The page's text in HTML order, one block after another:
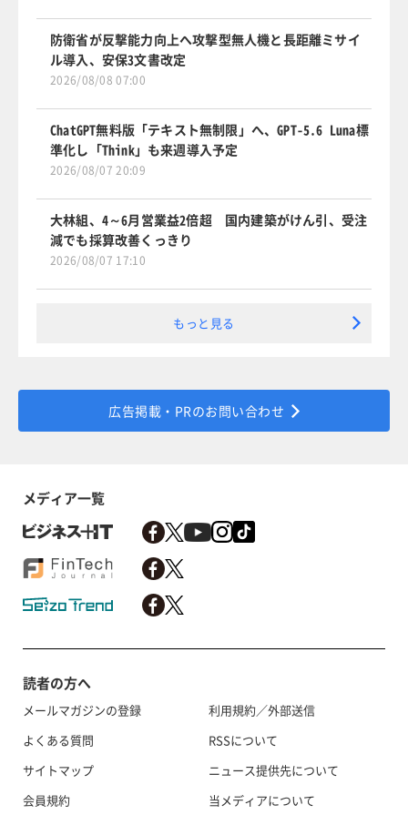
防衛省が反撃能力向上へ攻撃型無人機と長距離ミサイ
ル導入、安保3文書改定
2026/08/08 07:00
ChatGPT無料版「テキスト無制限」へ、GPT-5.6 Luna標
準化し「Think」も来週導入予定
2026/08/07 20:09
大林組、4～6月営業益2倍超 国内建築がけん引、受注
減でも採算改善くっきり
2026/08/07 17:10
もっと見る
広告掲載・PRのお問い合わせ
メディア一覧
読者の方へ
メールマガジンの登録
よくある質問
サイトマップ
会員規約
利用規約／外部送信
RSSについて
ニュース提供先について
当メディアについて